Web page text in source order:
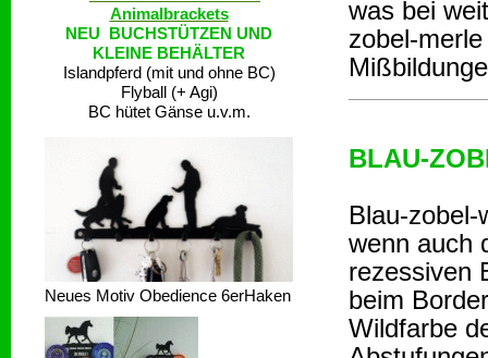
Animalbrackets
NEU BUCHSTÜTZEN UND
KLEINE BEHÄLTER
Islandpferd (mit und ohne BC)
Flyball (+ Agi)
BC hütet Gänse u.v.m.
Neues Motiv Obedience 6erHaken
was bei
zobel-
BLAU-
Blau-
wenn auch
rezessiven
beim
Wildfarbe